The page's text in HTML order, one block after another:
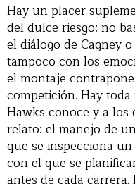
Hay un placer
del dulce riesgo: no
el diálogo de Cagney
tampoco con los
el montaje
competición. Hay
Hawks conoce y a
relato: el manejo de
que se inspecciona
con el que se
antes de cada